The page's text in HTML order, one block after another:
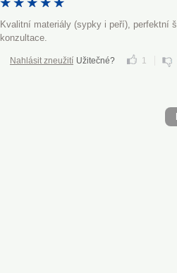
Kvalitní materiály (sypky i peří), perfektní
konzultace.
Nahlásit zneužití Užitečné? 1